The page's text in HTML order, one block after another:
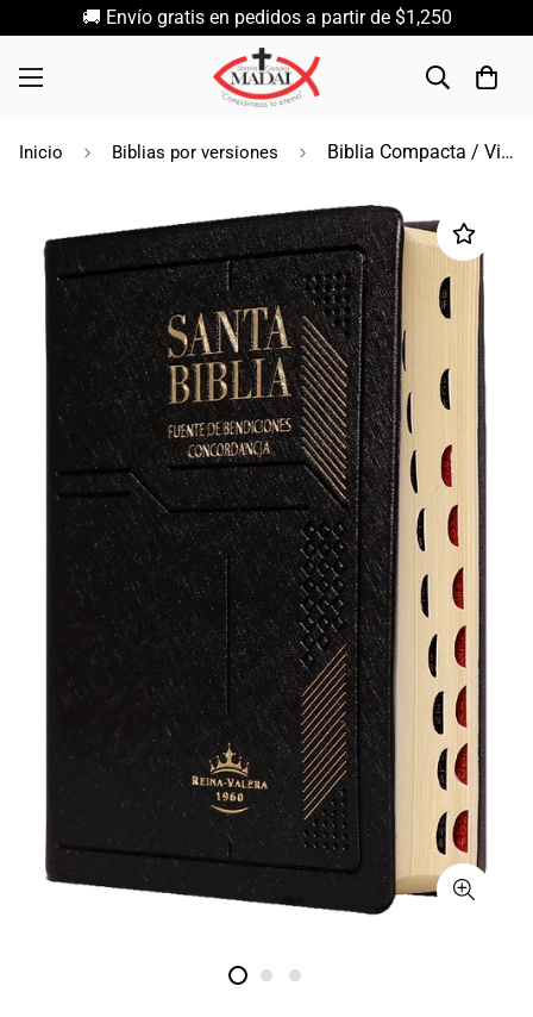
🚚 Envío gratis en pedidos a partir de $1,250
Inicio Biblias por versiones Biblia Compacta / Vinil Negro Indice / Rv 1960